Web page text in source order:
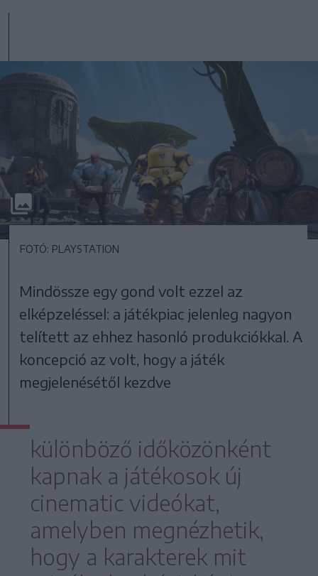
FOTÓ: PLAYSTATION
Mindössze egy gond volt ezzel az
elképzeléssel: a játékpiac jelenleg nagyon
telített az ehhez hasonló produkciókkal. A
koncepció az volt, hogy a játék
megjelenésétől kezdve
különböző időközönként
kapnak a játékosok új
cinematic videókat,
amelyben megnézhetik,
hogy a karakterek mit